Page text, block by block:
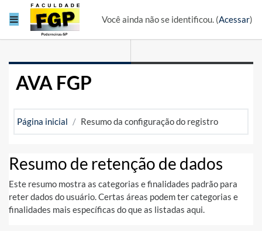
Ir para o conteúdo principal
Painel lateral
Você ainda não se identificou. (Acessar)
AVA FGP
Página inicial Resumo da configuração do registro
Resumo de retenção de dados
Este resumo mostra as categorias e finalidades padrão para
reter dados do usuário. Certas áreas podem ter categorias e
finalidades mais específicas do que as listadas aqui.